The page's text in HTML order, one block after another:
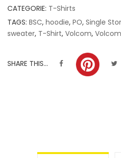
CATEGORIE: T-Shirts
TAGS: BSC, hoodie, PO, Single
sweater, T-Shirt, Volcom,
SHARE THIS...